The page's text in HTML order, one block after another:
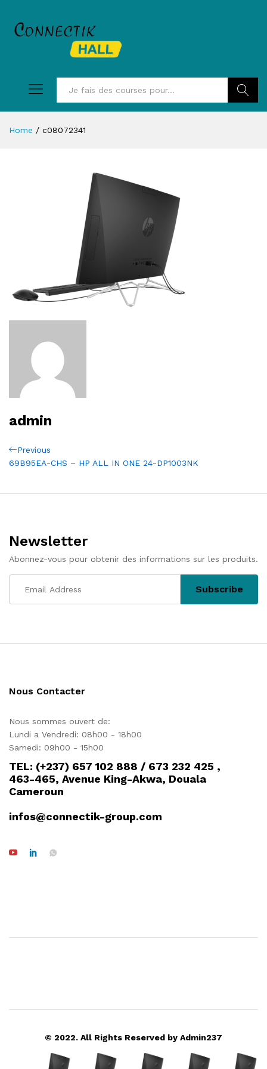
Home / c08072341
admin
Navigation
l’article
Previous
Post
Previous
69B95EA-CHS – HP ALL IN ONE 24-DP1003NK
Newsletter
Abonnez-vous pour obtenir des informations sur les produits.
Nous Contacter
Nous sommes ouvert de:
Lundi a Vendredi: 08h00 - 18h00
Samedi: 09h00 - 15h00
TEL: (+237) 657 102 888 / 673 232 425 ,
463-465, Avenue King-Akwa, Douala
Cameroun
infos@connectik-group.com
© 2022. All Rights Reserved by Admin237